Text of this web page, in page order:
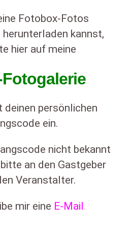
Fotobox-Fotos
herunterladen kannst,
hier auf meine
deinen persönlichen
ein.
nicht bekannt
an den Gastgeber
Veranstalter.
mir eine E-Mail.